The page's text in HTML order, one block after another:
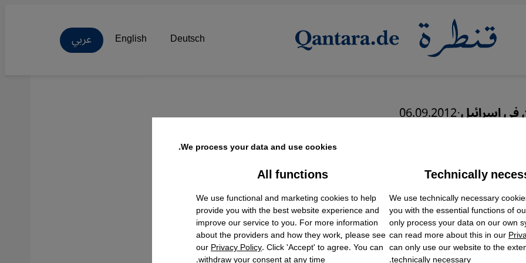
Deutsch
English عربي
في إسرائيل·
06.09.2012
في إسرائيل .... تمييز
English عربي
We process your data and use cookies.
Technically
We use technically necessary
you with the essential functions of
only process your data on our own
can read more about this in our
can only use our website to the
All functions
We use functional and marketing cookies to help
provide you with the best website experience and
improve our service to you. For more information
about the providers and how they work, please see
ourPrivacy Policy. Click 'Accept' to agree. You can
Facebook Embed / Facebook Connect
Twitter Embed
Instagram Embed
Youtube Embed
Google Maps Embed